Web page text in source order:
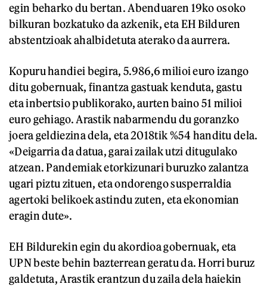
egin beharko du bertan. Abenduaren 19ko osoko
bilkuran bozkatuko da azkenik, eta EH Bilduren
abstentzioak ahalbidetuta aterako da aurrera.
Kopuru handiei begira, 5.986,6 milioi euro izango
ditu gobernuak, finantza gastuak kenduta, gastu
eta inbertsio publikorako, aurten baino 51 milioi
euro gehiago. Arastik nabarmendu du goranzko
joera geldiezina dela, eta 2018tik %54 handitu dela.
«Deigarria da datua, garai zailak utzi ditugulako
atzean. Pandemiak etorkizunari buruzko zalantza
ugari piztu zituen, eta ondorengo susperraldia
agertoki belikoek astindu zuten, eta ekonomian
eragin dute».
EH Bildurekin egin du akordioa gobernuak, eta
UPN beste behin bazterrean geratu da. Horri buruz
galdetuta, Arastik erantzun du zaila dela haiekin